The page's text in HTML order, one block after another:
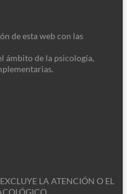
de esta web con las
ámbito de la psicología,
LA ATENCIÓN O EL